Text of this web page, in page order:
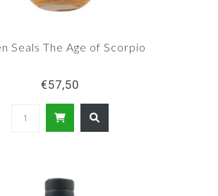
Seals The Age of Scorpio
€57,50